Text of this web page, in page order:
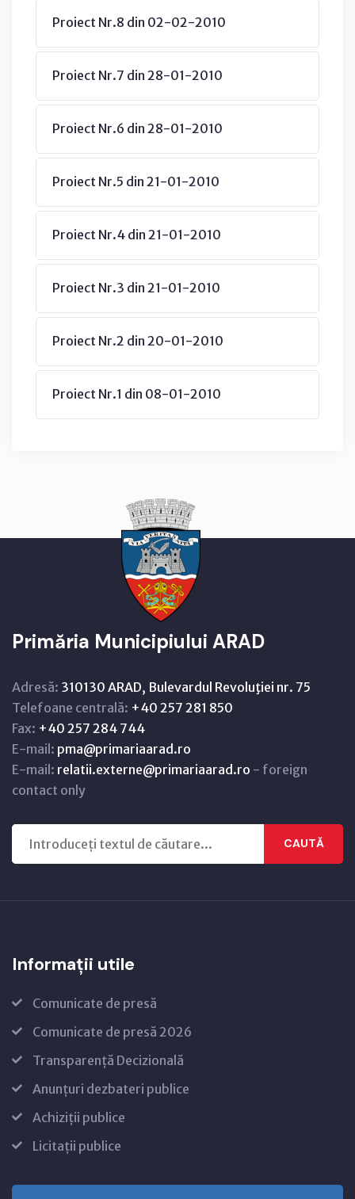
Proiect Nr.8 din 02-02-2010
Proiect Nr.7 din 28-01-2010
Proiect Nr.6 din 28-01-2010
Proiect Nr.5 din 21-01-2010
Proiect Nr.4 din 21-01-2010
Proiect Nr.3 din 21-01-2010
Proiect Nr.2 din 20-01-2010
Proiect Nr.1 din 08-01-2010
Primăria Municipiului ARAD
Adresă: 310130 ARAD, Bulevardul Revoluţiei nr. 75
Telefoane centrală: +40 257 281 850
Fax: +40 257 284 744
E-mail: pma@primariaarad.ro
E-mail: relatii.externe@primariaarad.ro - foreign
contact only
CAUTĂ
Informații utile
Comunicate de presă
Comunicate de presă 2026
Transparență Decizională
Anunțuri dezbateri publice
Achiziții publice
Licitații publice